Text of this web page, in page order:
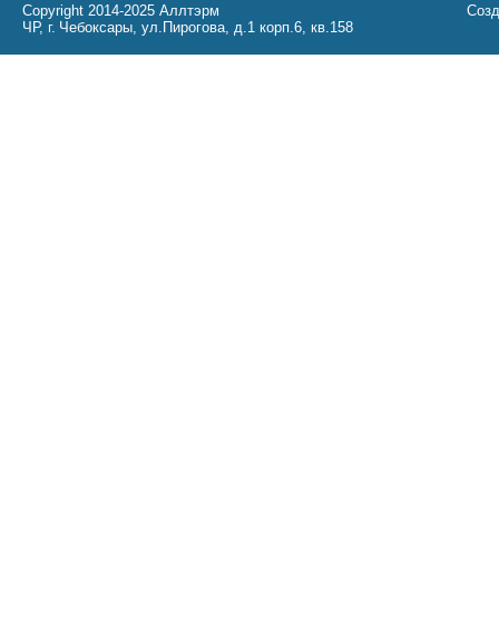
Copyright 2014-2025 Аллтэрм
ЧР, г. Чебоксары, ул.Пирогова, д.1 корп.6, кв.158